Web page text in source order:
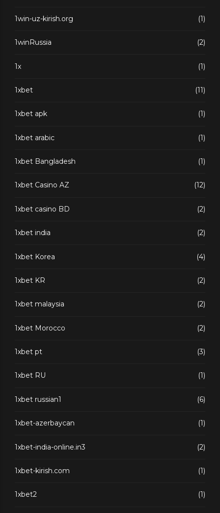
1win-uz-kirish.org (1)
1winRussia (2)
1x (1)
1xbet (11)
1xbet apk (1)
1xbet arabic (1)
1xbet Bangladesh (1)
1xbet Casino AZ (12)
1xbet casino BD (2)
1xbet india (2)
1xbet Korea (4)
1xbet KR (2)
1xbet malaysia (2)
1xbet Morocco (2)
1xbet pt (3)
1xbet RU (1)
1xbet russian1 (6)
1xbet-azerbaycan (1)
1xbet-india-online.in3 (2)
1xbet-kirish.com (1)
1xbet2 (1)